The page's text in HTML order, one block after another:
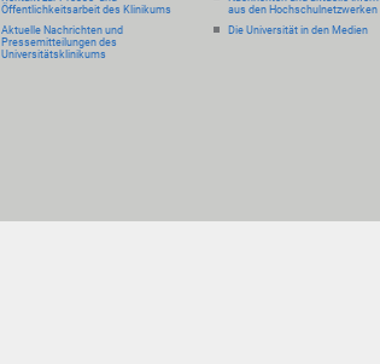
Öffentlichkeitsarbeit des Klinikums
Aktuelle Nachrichten und
Pressemitteilungen des
Universitätsklinikums
aus den Hochschulnetzwerken
Die Universität in den Medien